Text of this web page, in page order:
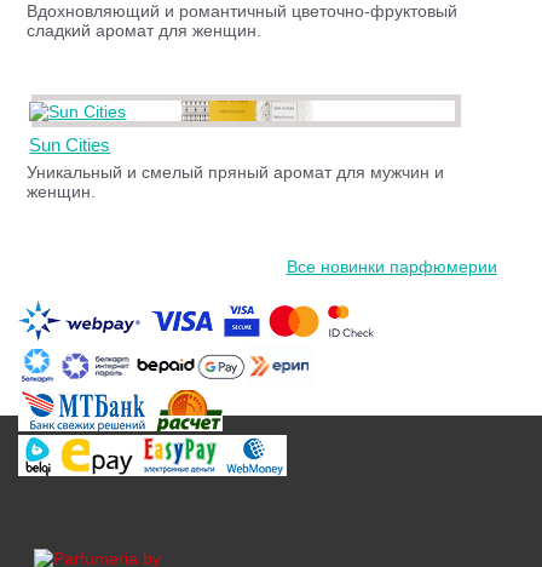
Вдохновляющий и романтичный цветочно-фруктовый
сладкий аромат для женщин.
Sun Cities
Уникальный и смелый пряный аромат для мужчин и
женщин.
Все новинки парфюмерии